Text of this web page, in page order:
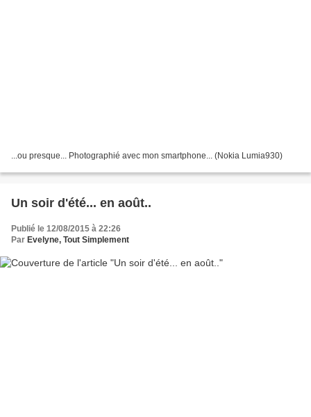
...ou presque... Photographié avec mon smartphone... (Nokia Lumia930)
Un soir d'été... en août..
Publié le 12/08/2015 à 22:26
Par Evelyne, Tout Simplement